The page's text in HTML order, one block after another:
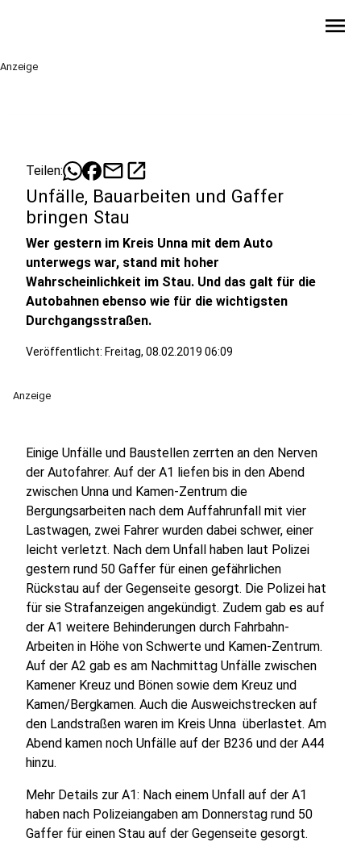
menu
Anzeige
Teilen: mailopen_in_new
Unfälle, Bauarbeiten und Gaffer
bringen Stau
Wer gestern im Kreis Unna mit dem Auto
unterwegs war, stand mit hoher
Wahrscheinlichkeit im Stau. Und das galt für die
Autobahnen ebenso wie für die wichtigsten
Durchgangsstraßen.
Veröffentlicht: Freitag, 08.02.2019 06:09
Anzeige
Einige Unfälle und Baustellen zerrten an den Nerven
der Autofahrer. Auf der A1 liefen bis in den Abend
zwischen Unna und Kamen-Zentrum die
Bergungsarbeiten nach dem Auffahrunfall mit vier
Lastwagen, zwei Fahrer wurden dabei schwer, einer
leicht verletzt. Nach dem Unfall haben laut Polizei
gestern rund 50 Gaffer für einen gefährlichen
Rückstau auf der Gegenseite gesorgt. Die Polizei hat
für sie Strafanzeigen angekündigt. Zudem gab es auf
der A1 weitere Behinderungen durch Fahrbahn-
Arbeiten in Höhe von Schwerte und Kamen-Zentrum.
Auf der A2 gab es am Nachmittag Unfälle zwischen
Kamener Kreuz und Bönen sowie dem Kreuz und
Kamen/Bergkamen. Auch die Ausweichstrecken auf
den Landstraßen waren im Kreis Unna überlastet. Am
Abend kamen noch Unfälle auf der B236 und der A44
hinzu.
Mehr Details zur A1: Nach einem Unfall auf der A1
haben nach Polizeiangaben am Donnerstag rund 50
Gaffer für einen Stau auf der Gegenseite gesorgt.